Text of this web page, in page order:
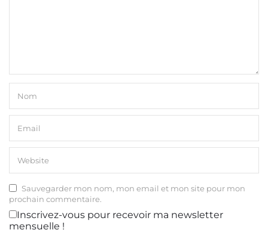
Sauvegarder mon nom, mon email et mon site pour mon
prochain commentaire.
Inscrivez-vous pour recevoir ma newsletter
mensuelle !